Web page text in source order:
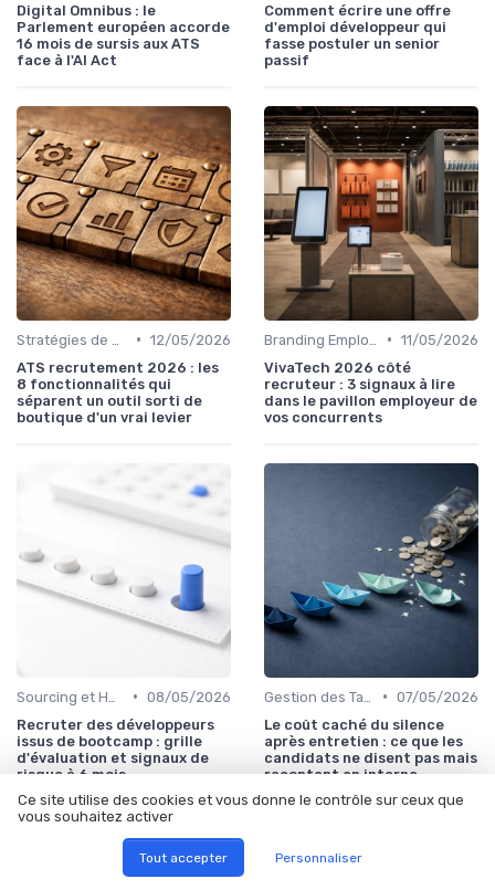
Digital Omnibus : le
Parlement européen accorde
16 mois de sursis aux ATS
face à l'AI Act
Comment écrire une offre
d'emploi développeur qui
fasse postuler un senior
passif
• 12/05/2026
ATS recrutement 2026 : les
8 fonctionnalités qui
séparent un outil sorti de
boutique d'un vrai levier
• 11/05/2026
VivaTech 2026 côté
recruteur : 3 signaux à lire
dans le pavillon employeur de
vos concurrents
• 08/05/2026
Recruter des développeurs
issus de bootcamp : grille
d'évaluation et signaux de
risque à 6 mois
• 07/05/2026
Le coût caché du silence
après entretien : ce que les
candidats ne disent pas mais
racontent en interne
Ce site utilise des cookies et vous donne le contrôle sur ceux que
vous souhaitez activer
Tout accepter Personnaliser